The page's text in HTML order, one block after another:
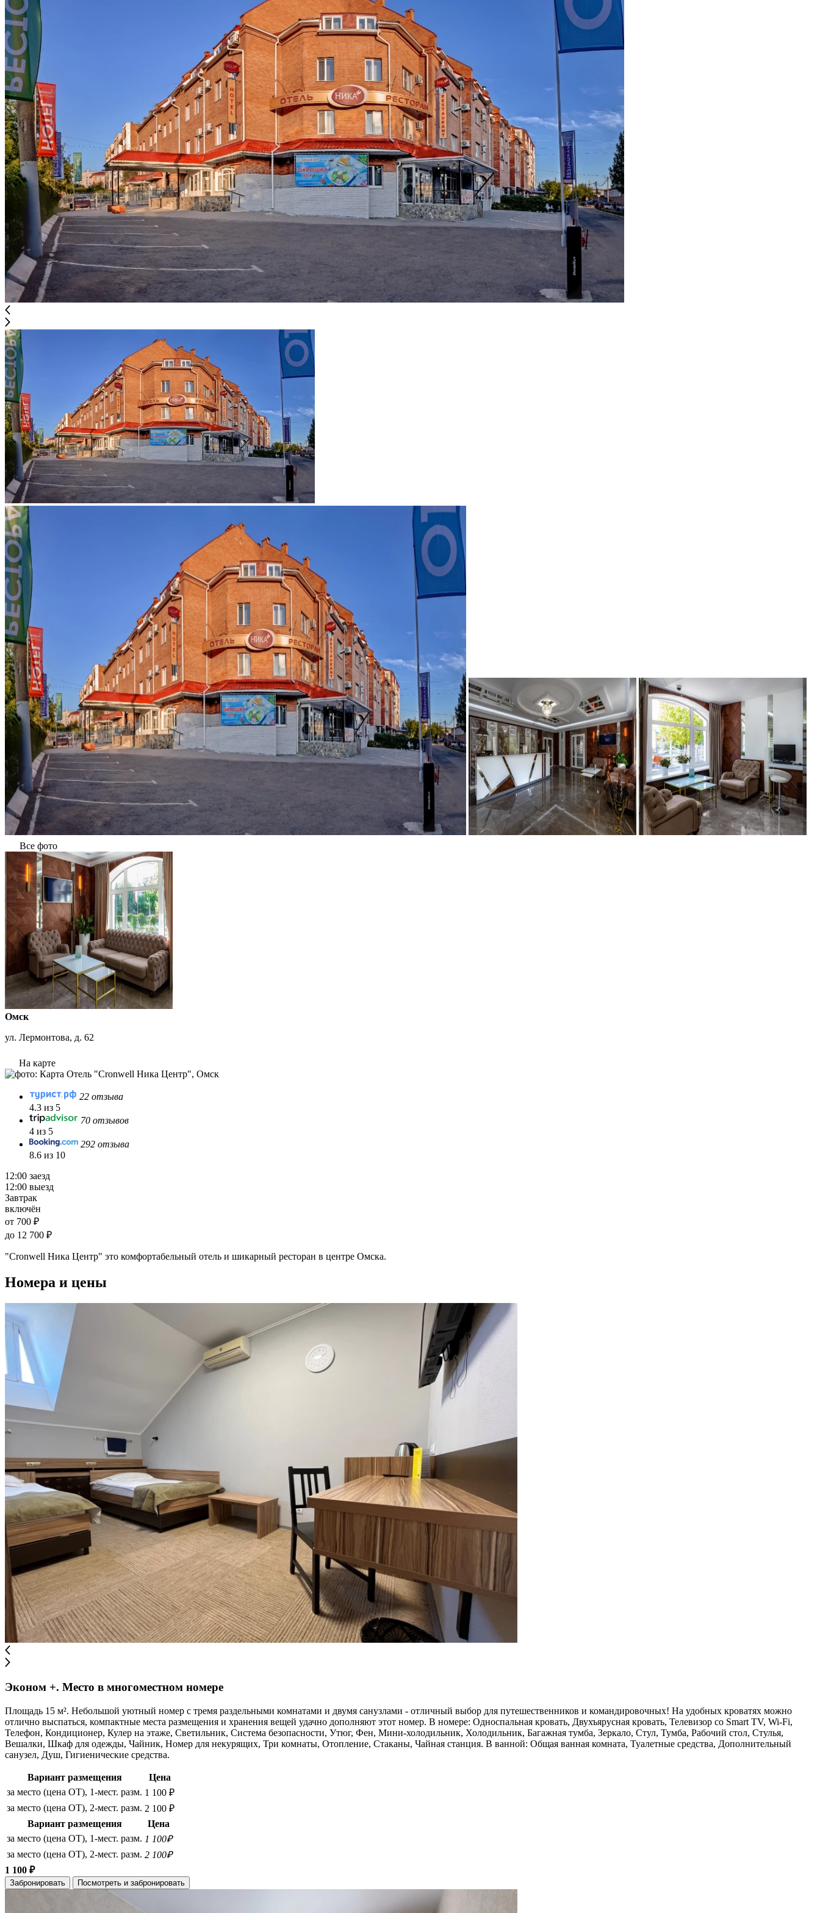
Все фото
Омск
ул. Лермонтова, д. 62
На карте
22 отзыва
4.3 из 5
70 отзывов
4 из 5
292 отзыва
8.6 из 10
12:00 заезд
12:00 выезд
Завтрак
включён
от 700 ₽
до 12 700 ₽
"Cronwell Ника Центр" это комфортабельный отель и шикарный ресторан в центре Омска.
Номера и цены
Эконом +. Место в многоместном номере
Площадь 15 м². Небольшой уютный номер с тремя раздельными комнатами и двумя санузлами - отличный выбор для путешественников и командировочных! На удобных кроватях можно
отлично выспаться, компактные места размещения и хранения вещей удачно дополняют этот номер. В номере: Односпальная кровать, Двухъярусная кровать, Телевизор со Smart TV, Wi-Fi,
Телефон, Кондиционер, Кулер на этаже, Светильник, Система безопасности, Утюг, Фен, Мини-холодильник, Холодильник, Багажная тумба, Зеркало, Стул, Тумба, Рабочий стол, Стулья,
Вешалки, Шкаф для одежды, Чайник, Номер для некурящих, Три комнаты, Отопление, Стаканы, Чайная станция. В ванной: Общая ванная комната, Туалетные средства, Дополнительный
санузел, Душ, Гигиенические средства.
Вариант размещения
Цена
за место (цена ОТ), 1-мест. разм. 1 100 ₽
за место (цена ОТ), 2-мест. разм. 2 100 ₽
Вариант размещения
Цена
за место (цена ОТ), 1-мест. разм. 1 100₽
за место (цена ОТ), 2-мест. разм. 2 100₽
1 100 ₽
Забронировать Посмотреть и забронировать